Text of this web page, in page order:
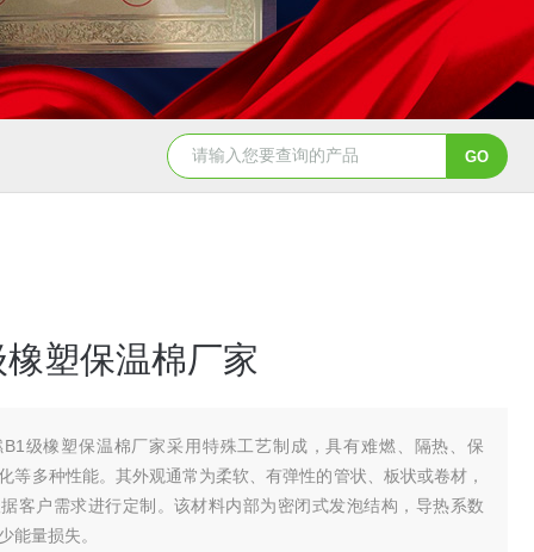
塑保温棉厂家
B1级橡塑保温棉厂家采用特殊工艺制成，具有难燃、隔热、保
等多种性能。其外观通常为柔软、有弹性的管状、板状或卷材，
客户需求进行定制。该材料内部为密闭式发泡结构，导热系数
能量损失。